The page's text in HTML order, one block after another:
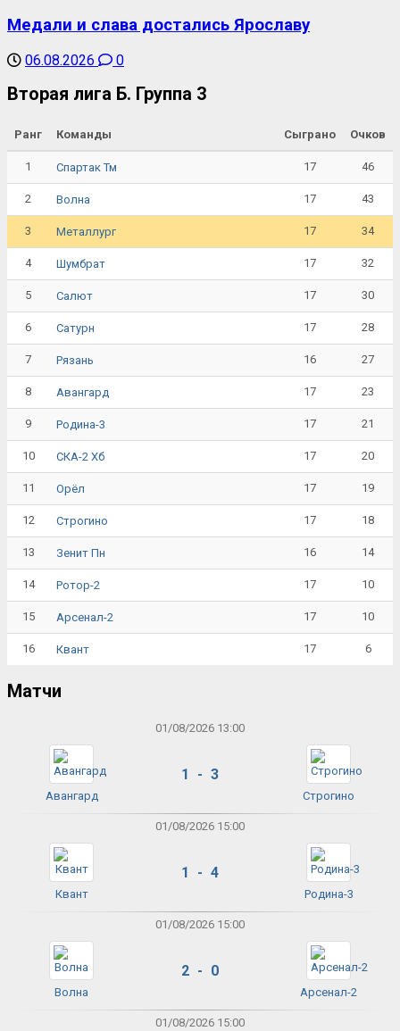
Медали и слава достались Ярославу
06.08.2026 0
Вторая лига Б. Группа 3
Ранг Команды Сыграно Очков
1 Спартак Тм 17 46
2 Волна 17 43
3 Металлург 17 34
4 Шумбрат 17 32
5 Салют 17 30
6 Сатурн 17 28
7 Рязань 16 27
8 Авангард 17 23
9 Родина-3 17 21
10 СКА-2 Хб 17 20
11 Орёл 17 19
12 Строгино 17 18
13 Зенит Пн 16 14
14 Ротор-2 17 10
15 Арсенал-2 17 10
16 Квант 17 6
Матчи
01/08/2026 13:00
Авангард
1 - 3
Строгино
01/08/2026 15:00
Квант
1 - 4
Родина-3
01/08/2026 15:00
Волна
2 - 0
Арсенал-2
01/08/2026 15:00